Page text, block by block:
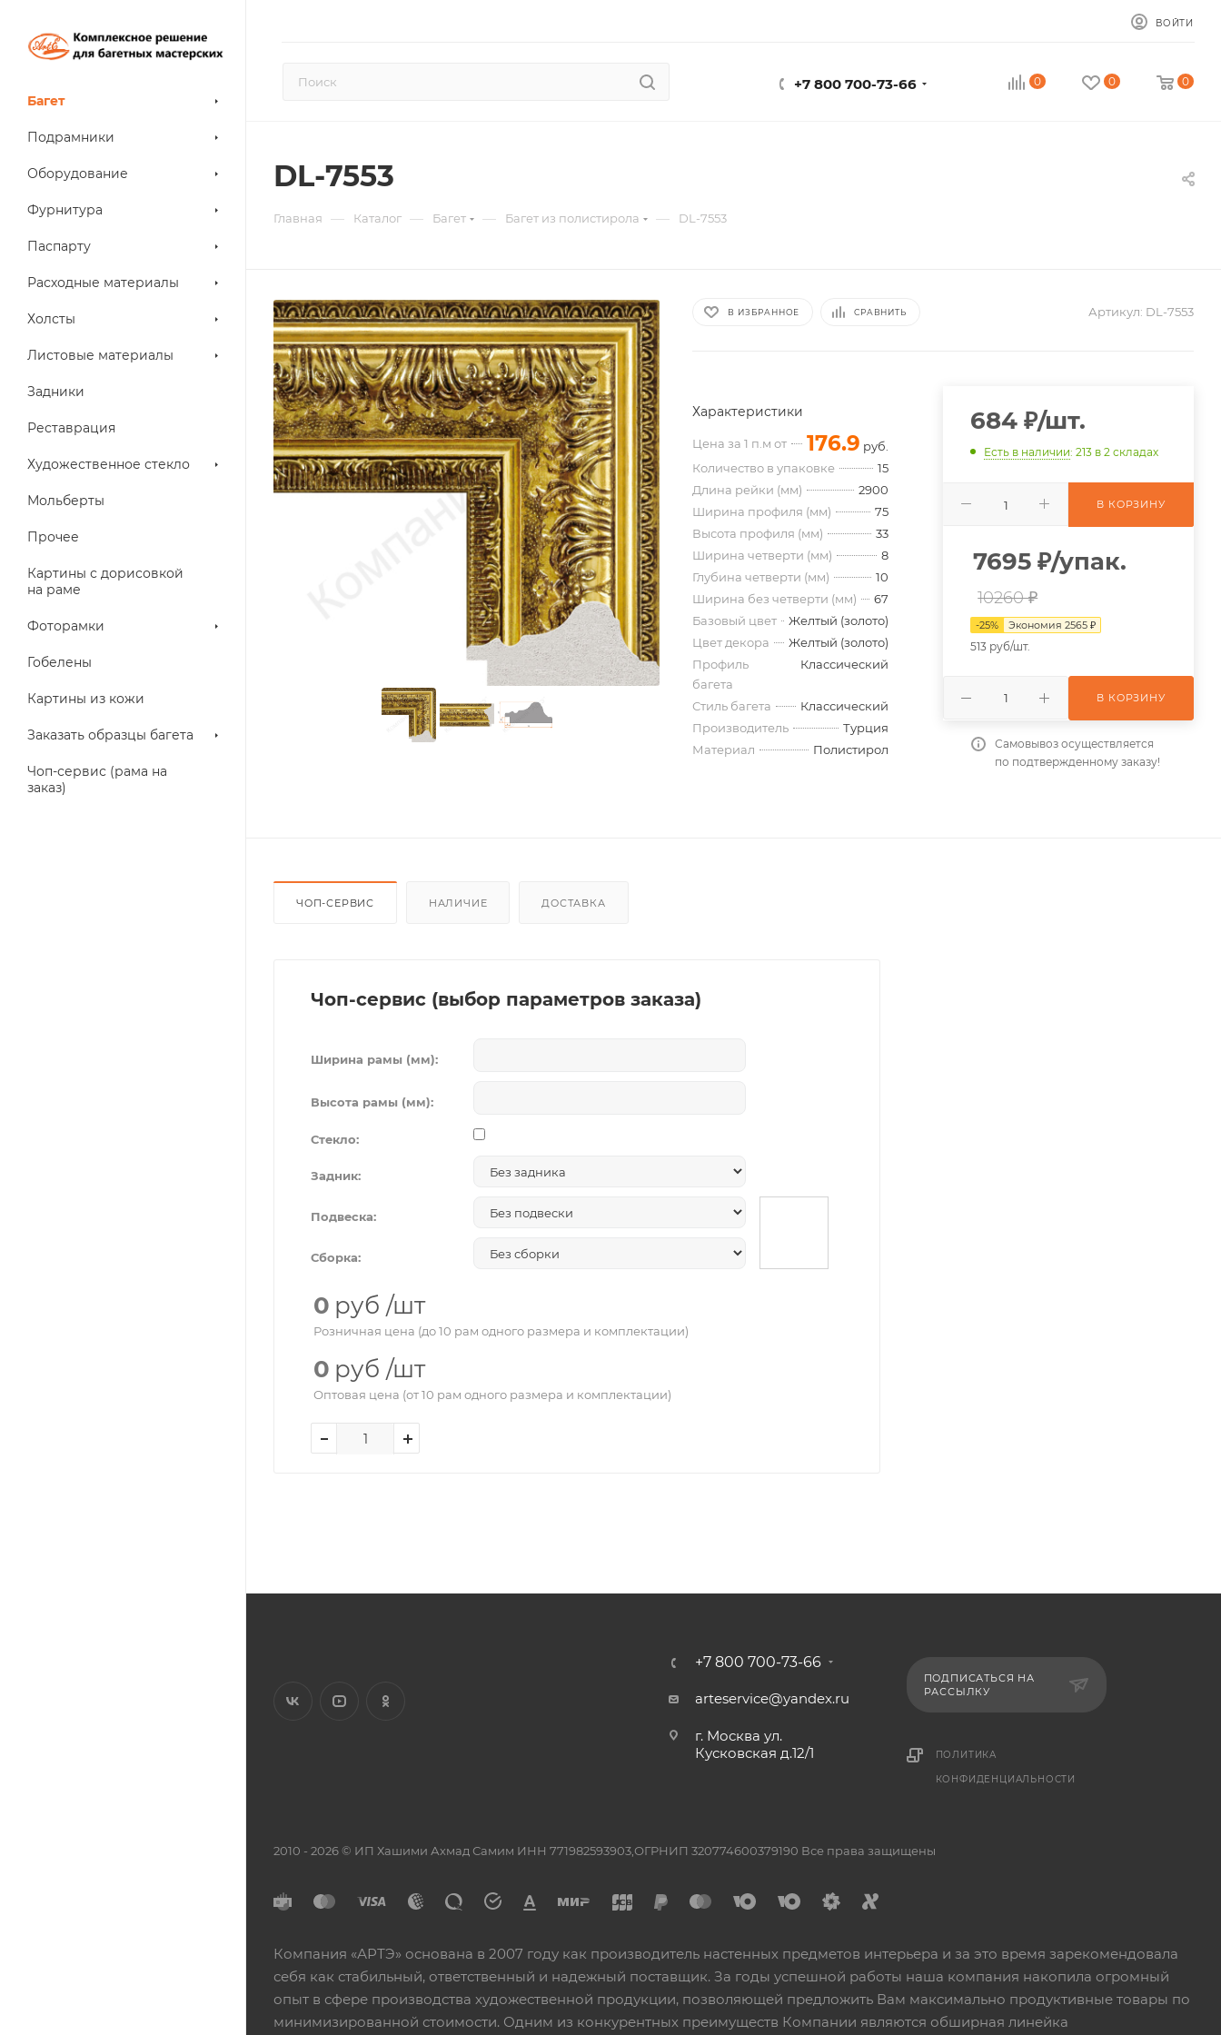
ВОЙТИ
+7 800 700-73-66 0 0 0
Багет
Подрамники
Оборудование
Фурнитура
Паспарту
Расходные материалы
Холсты
Листовые материалы
Задники
Реставрация
Художественное стекло
Мольберты
Прочее
Картины с дорисовкой
на раме
Фоторамки
Гобелены
Картины из кожи
Заказать образцы багета
Чоп-сервис (рама на
заказ)
DL-7553
Главная — Каталог — Багет — Багет из полистирола — DL-7553
В ИЗБРАННОЕ СРАВНИТЬ Артикул: DL-7553
Характеристики
Цена за 1 п.м от 176.9 руб.
Количество в упаковке
15
Длина рейки (мм)
2900
Ширина профиля (мм)
75
Высота профиля (мм)
33
Ширина четверти (мм)
8
Глубина четверти (мм)
10
Ширина без четверти (мм)
67
Базовый цвет
Желтый (золото)
Цвет декора
Желтый (золото)
Профиль
багета
Классический
Стиль багета
Классический
Производитель
Турция
Материал
Полистирол
684 ₽/шт.
Есть в наличии: 213 в 2 складах
В КОРЗИНУ
7695 ₽/упак.
10260 ₽
-25% Экономия2565 ₽
513 руб/шт.
В КОРЗИНУ
Самовывоз осуществляется
по подтвержденному заказу!
ЧОП-СЕРВИС НАЛИЧИЕ ДОСТАВКА
Чоп-сервис (выбор параметров заказа)
Ширина рамы (мм):
Высота рамы (мм):
Стекло:
Задник:
Подвеска:
Сборка:
0 руб /шт
Розничная цена (до 10 рам одного размера и комплектации)
0 руб /шт
Оптовая цена (от 10 рам одного размера и комплектации)
+7 800 700-73-66
arteservice@yandex.ru
г. Москва ул.
Кусковская д.12/1
ПОДПИСАТЬСЯ НА
РАССЫЛКУ
ПОЛИТИКА
КОНФИДЕНЦИАЛЬНОСТИ
2010 - 2026 © ИП Хашими Ахмад Самим ИНН 771982593903,ОГРНИП 320774600379190 Все права защищены
Компания «АРТЭ» основана в 2007 году как производитель настенных предметов интерьера и за это время зарекомендовала
себя как стабильный, ответственный и надежный поставщик. За годы успешной работы наша компания накопила огромный
опыт в сфере производства художественной продукции, позволяющей предложить Вам максимально продуктивные товары по
минимизированной стоимости. Одним из конкурентных преимуществ Компании являются обширная линейка